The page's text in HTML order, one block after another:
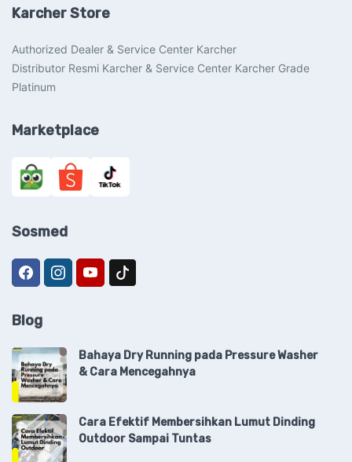
Karcher Store
Authorized Dealer & Service Center Karcher
Distributor Resmi Karcher & Service Center Karcher Grade
Platinum
Marketplace
Sosmed
Blog
Bahaya Dry Running pada Pressure Washer
& Cara Mencegahnya
Cara Efektif Membersihkan Lumut Dinding
Outdoor Sampai Tuntas